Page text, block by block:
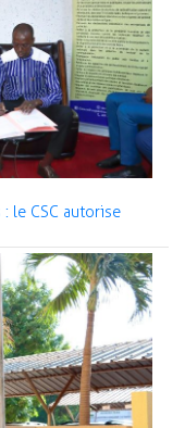
le CSC autorise